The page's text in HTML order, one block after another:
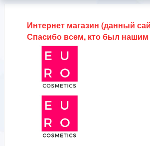
Интернет магазин (данный
Спасибо всем, кто был нашим